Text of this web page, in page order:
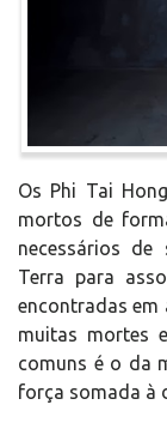
Os Phi Tai
mortos de
necessários de
Terra para
encontradas
muitas mortes
comuns é o da
força somada à